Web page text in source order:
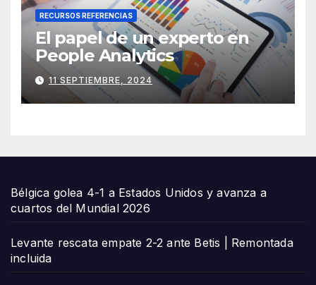
RECURSOS REFERENCIAS
El papel de un experto en
People Analytics
11 SEPTIEMBRE, 2024
Bélgica golea 4-1 a Estados Unidos y avanza a
cuartos del Mundial 2026
Levante rescata empate 2-2 ante Betis | Remontada
incluida